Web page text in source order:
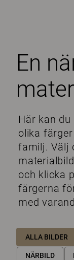
En
Här kan
olika
familj. Välj
och klicka
färgerna
med
ALLA BILDER
NÄRBILD